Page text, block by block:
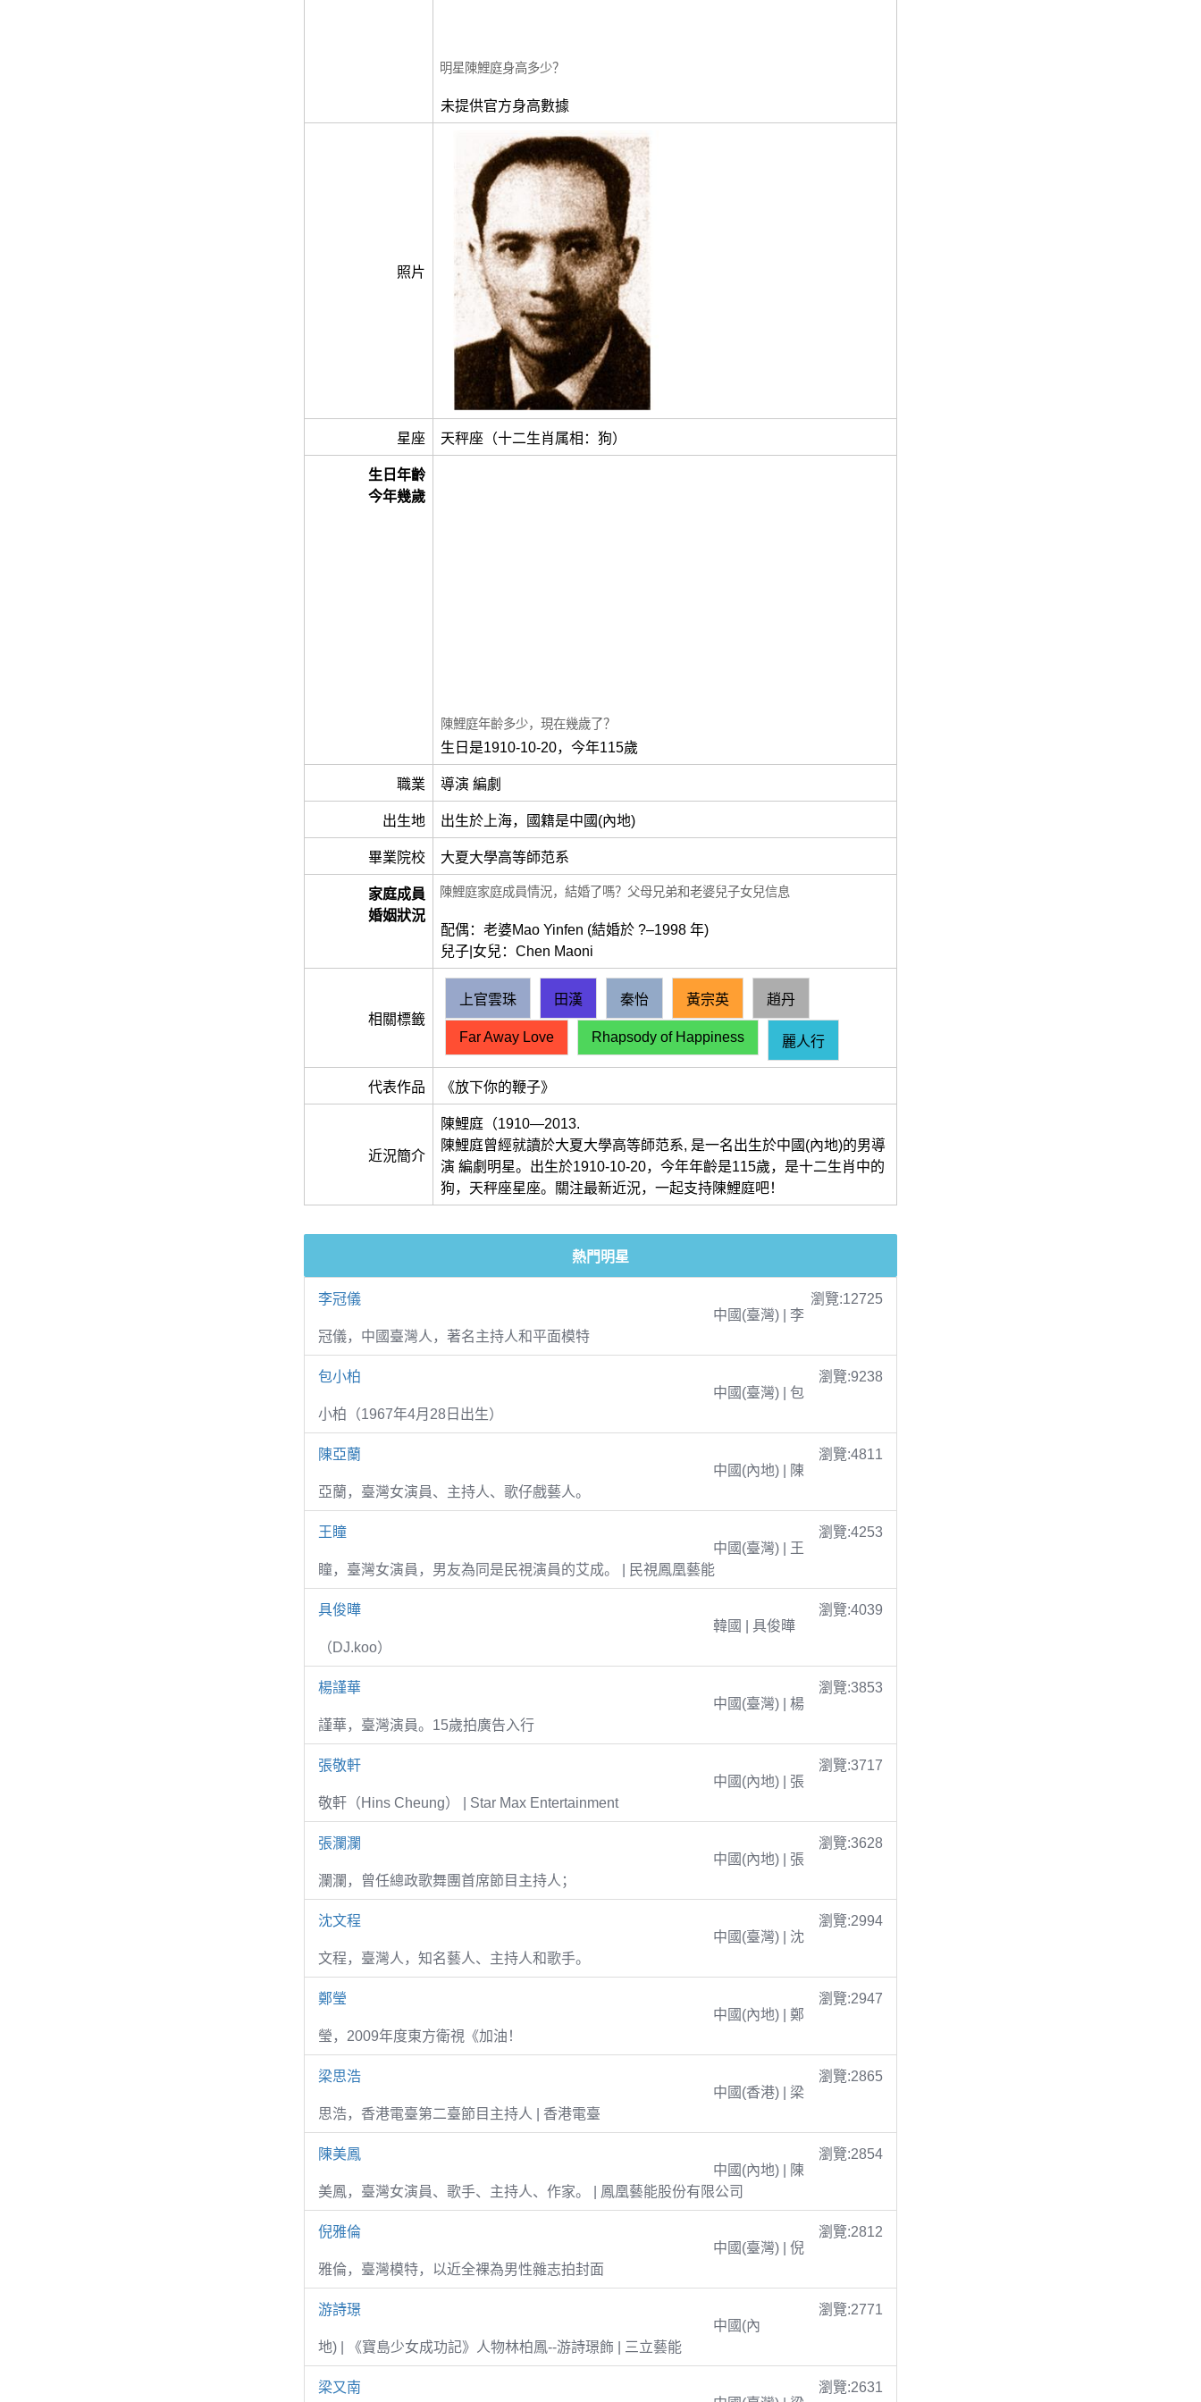
明星陳鯉庭身高多少？
未提供官方身高數據
照片
星座 天秤座（十二生肖属相：狗）
生日年齡
今年幾歲
陳鯉庭年齡多少，現在幾歲了？
生日是1910-10-20，今年115歲
職業 導演 編劇
出生地 出生於上海，國籍是中國(內地)
畢業院校 大夏大學高等師范系
家庭成員
婚姻狀況
陳鯉庭家庭成員情況，結婚了嗎？父母兄弟和老婆兒子女兒信息
配偶：老婆Mao Yinfen (結婚於 ?–1998 年)
兒子|女兒：Chen Maoni
相關標籤
上官雲珠 田漢 秦怡 黃宗英 趙丹
Far Away Love Rhapsody of Happiness 麗人行
代表作品 《放下你的鞭子》
近況簡介
陳鯉庭（1910—2013.
陳鯉庭曾經就讀於大夏大學高等師范系, 是一名出生於中國(內地)的男導
演 編劇明星。出生於1910-10-20，今年年齡是115歲，是十二生肖中的
狗，天秤座星座。關注最新近況，一起支持陳鯉庭吧！
熱門明星
李冠儀
瀏覽:12725
中國(臺灣) | 李
冠儀，中國臺灣人，著名主持人和平面模特
包小柏
瀏覽:9238
中國(臺灣) | 包
小柏（1967年4月28日出生）
陳亞蘭
瀏覽:4811
中國(內地) | 陳
亞蘭，臺灣女演員、主持人、歌仔戲藝人。
王瞳
瀏覽:4253
中國(臺灣) | 王
瞳，臺灣女演員，男友為同是民視演員的艾成。 | 民視鳳凰藝能
具俊曄
瀏覽:4039
韓國 | 具俊曄
（DJ.koo）
楊謹華
瀏覽:3853
中國(臺灣) | 楊
謹華，臺灣演員。15歲拍廣告入行
張敬軒
瀏覽:3717
中國(內地) | 張
敬軒（Hins Cheung） | Star Max Entertainment
張瀾瀾
瀏覽:3628
中國(內地) | 張
瀾瀾，曾任總政歌舞團首席節目主持人；
沈文程
瀏覽:2994
中國(臺灣) | 沈
文程，臺灣人，知名藝人、主持人和歌手。
鄭瑩
瀏覽:2947
中國(內地) | 鄭
瑩，2009年度東方衛視《加油！
梁思浩
瀏覽:2865
中國(香港) | 梁
思浩，香港電臺第二臺節目主持人 | 香港電臺
陳美鳳
瀏覽:2854
中國(內地) | 陳
美鳳，臺灣女演員、歌手、主持人、作家。 | 鳳凰藝能股份有限公司
倪雅倫
瀏覽:2812
中國(臺灣) | 倪
雅倫，臺灣模特，以近全裸為男性雜志拍封面
游詩璟
瀏覽:2771
中國(內
地) | 《寶島少女成功記》人物林柏鳳--游詩璟飾 | 三立藝能
梁又南
瀏覽:2631